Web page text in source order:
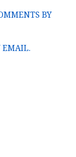
BY
EMAIL.